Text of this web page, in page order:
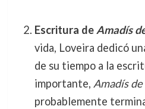
Escritura deAmadís
vida, Loveira dedicó
de su tiempo a la
importante, Amadís de
probablemente